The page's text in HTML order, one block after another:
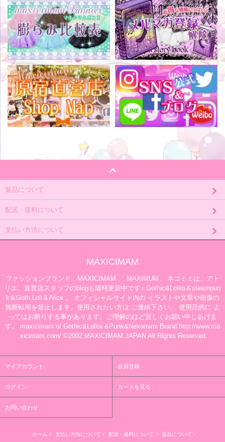
返品について
配送・送料について
支払い方法について
MAXICIMAM
ファッションブランド、MAXICIMAM 、 MAXIMUM 、ネコミミは、アト
リエ、直営店スタッフのblogも随時更新中です♪ Gothic&Lolita＆steampun
k＆Goth Loli＆Alice 。 オフィシャルサイト内の イラストや文章や画像の
無断転用を禁止します。使用されたい方は ご連絡下さい。 使用目的に よ
ってはお断りする事があります。ご理解のほど宜しくお願い申しあげま
す。 maxicimam of Gothic&Lolita &Punk&Nekomimi Brand http://www.ma
xicimam.com/ ©2002 MAXICIMAM JAPAN All Rights Reserved
マイアカウント 会員登録
ログイン カートを見る
お問い合わせ
ホーム / 支払い方法について / 配送・送料について / 返品について /